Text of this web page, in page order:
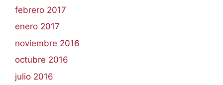
febrero 2017
enero 2017
noviembre 2016
octubre 2016
julio 2016